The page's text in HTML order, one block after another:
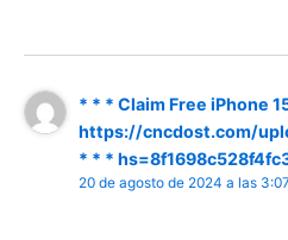
* * * Claim Free iPhone
https://cncdost.com/
* * *
20 de agosto de 2024 a las